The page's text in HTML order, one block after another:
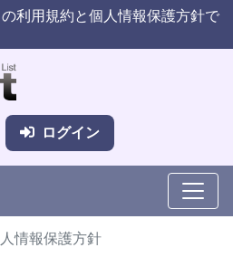
利用規約と個人情報保護方針で
ログイン
情報保護方針